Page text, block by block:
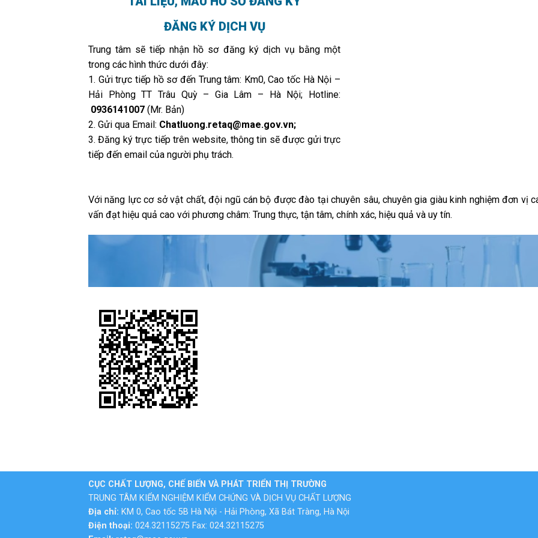
ĐĂNG KÝ DỊCH VỤ
Trung tâm sẽ tiếp nhận hồ sơ đăng ký dịch vụ bằng một
trong các hình thức dưới đây:
1. Gửi trực tiếp hồ sơ đến Trung tâm: Km0, Cao tốc Hà Nội –
Hải Phòng TT Trâu Quỳ – Gia Lâm – Hà Nội; Hotline:
0936141007 (Mr. Bản)
2. Gửi qua Email: Chatluong.retaq@mae.gov.vn;
3. Đăng ký trực tiếp trên website, thông tin sẽ được gửi trực
tiếp đến email của người phụ trách.
Với năng lực cơ sở vật chất, đội ngũ cán bộ được đào tại chuyên sâu, chuyên gia giàu kinh nghiệm đơn vị
vấn đạt hiệu quả cao với phương châm: Trung thực, tận tâm, chính xác, hiệu quả và uy tín.
CỤC CHẤT LƯỢNG, CHẾ BIẾN VÀ PHÁT TRIỂN THỊ TRƯỜNG
TRUNG TÂM KIỂM NGHIỆM KIỂM CHỨNG VÀ DỊCH VỤ CHẤT LƯỢNG
Địa chỉ: KM 0, Cao tốc 5B Hà Nội - Hải Phòng, Xã Bát Tràng, Hà Nội
Điện thoại: 024.32115275 Fax: 024.32115275